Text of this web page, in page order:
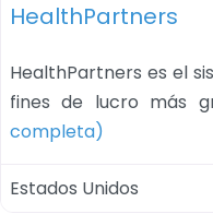
HealthPartners
HealthPartners es el
fines de lucro más
completa)
Estados Unidos